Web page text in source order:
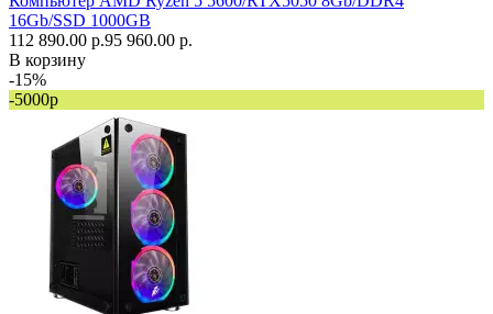
16Gb/SSD 1000GB
112 890.00 р.95 960.00 р.
В корзину
-15%
-5000р